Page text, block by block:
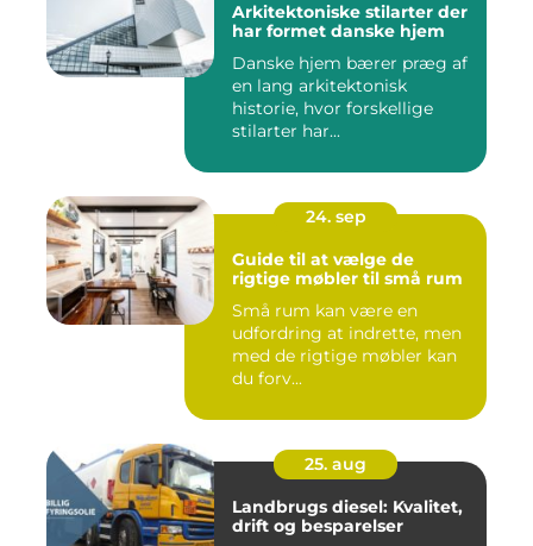
Arkitektoniske stilarter der
har formet danske hjem
Danske hjem bærer præg af
en lang arkitektonisk
historie, hvor forskellige
stilarter har...
24. sep
Guide til at vælge de
rigtige møbler til små rum
Små rum kan være en
udfordring at indrette, men
med de rigtige møbler kan
du forv...
25. aug
Landbrugs diesel: Kvalitet,
drift og besparelser